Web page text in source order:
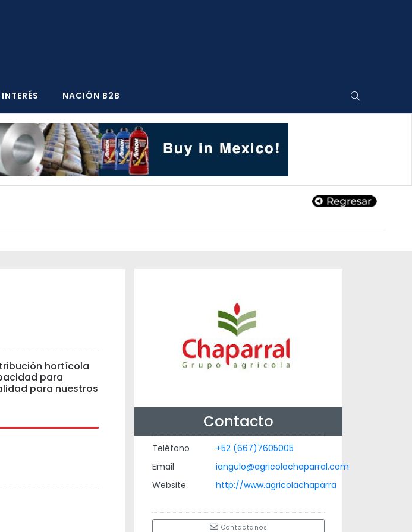
NACIÓN B2B
hortícola
para
para nuestros
Contacto
Teléfono
+52 (667)7605005
Email
iangulo@agricolachaparral.com
Website
http://www.agricolachaparra
Contactanos